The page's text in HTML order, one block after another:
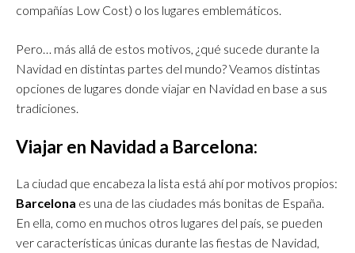
compañías Low Cost) o los lugares emblemáticos.
Pero… más allá de estos motivos, ¿qué sucede durante la
Navidad en distintas partes del mundo? Veamos distintas
opciones de lugares donde viajar en Navidad en base a sus
tradiciones.
Viajar en Navidad a Barcelona:
La ciudad que encabeza la lista está ahí por motivos propios:
Barcelona es una de las ciudades más bonitas de España.
En ella, como en muchos otros lugares del país, se pueden
ver características únicas durante las fiestas de Navidad,